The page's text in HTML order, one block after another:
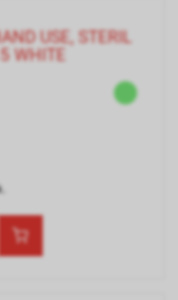
USE, STERIL
WHITE